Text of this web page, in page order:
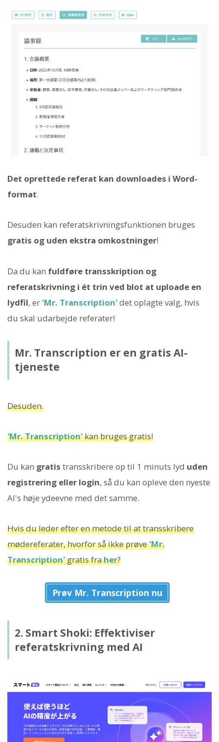
Det oprettede referat kan downloades i Word-
format.
Desuden kan referatskrivningsfunktionen bruges
gratis og uden ekstra omkostninger!
Da du kan fuldføre transskription og
referatskrivning i ét trin ved blot at uploade en
lydfil, er 'Mr. Transcription'det oplagte valg, hvis
du skal udarbejde referater!
Mr. Transcription er en gratis AI-
tjeneste
Desuden.
'Mr. Transcription'kan bruges gratis!
Du kan gratis transskribere op til 1 minuts lyd uden
registrering eller login, så du kan opleve den nyeste
AI's høje ydeevne med det samme.
Hvis du leder efter en metode til at transskribere
mødereferater, hvorfor så ikke prøve'Mr.
Transcription'gratis fraher?
Prøv Mr. Transcription nu
2. Smart Shoki: Effektiviser
referatskrivning med AI